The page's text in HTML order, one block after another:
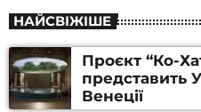
НАЙСВІЖІШЕ
Проєкт “Ко-
представить
Венеції